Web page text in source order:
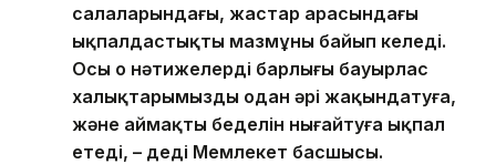
салаларындағы, жастар арасындағы
ықпалдастықтың мазмұны байып келеді.
Осы оң нәтижелердің барлығы бауырлас
халықтарымызды одан әрі жақындатуға,
және аймақтың беделін нығайтуға ықпал
етеді, – деді Мемлекет басшысы.